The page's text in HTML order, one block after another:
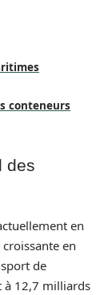
conteneurs
des
en
en
de
à 12,7 milliards